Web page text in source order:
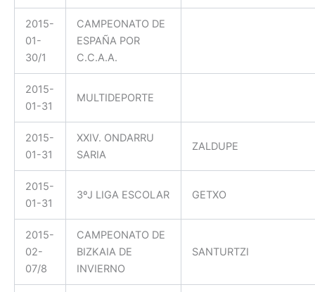
2015-
01-
30/1
CAMPEONATO DE
ESPAÑA POR
C.C.A.A.
2015-
01-31
MULTIDEPORTE
2015-
01-31
XXIV. ONDARRU
SARIA
ZALDUPE
2015-
01-31
3ºJ LIGA ESCOLAR GETXO
2015-
02-
07/8
CAMPEONATO DE
BIZKAIA DE
INVIERNO
SANTURTZI